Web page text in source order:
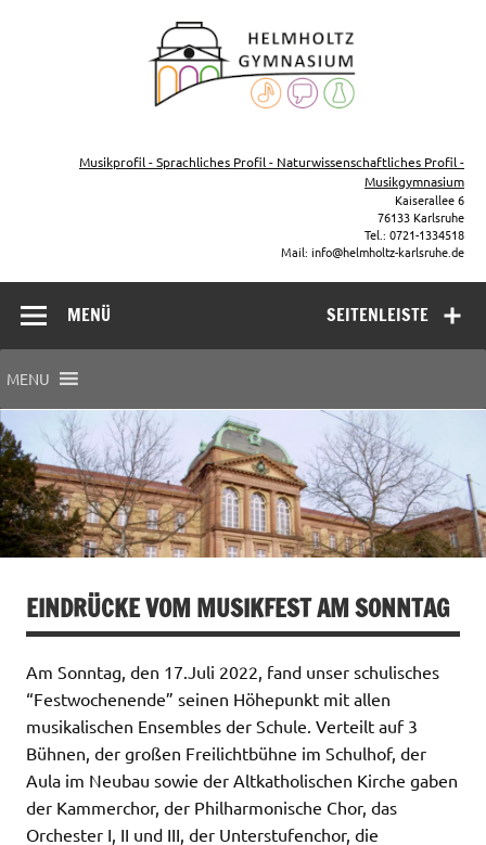
Musikprofil - Sprachliches Profil - Naturwissenschaftliches Profil -
Musikgymnasium
Kaiserallee 6
76133 Karlsruhe
Tel.: 0721-1334518
Mail: info@helmholtz-karlsruhe.de
SEITENLEISTE
MENÜ
MENU
EINDRÜCKE VOM MUSIKFEST AM SONNTAG
Am Sonntag, den 17.Juli 2022, fand unser schulisches
“Festwochenende” seinen Höhepunkt mit allen
musikalischen Ensembles der Schule. Verteilt auf 3
Bühnen, der großen Freilichtbühne im Schulhof, der
Aula im Neubau sowie der Altkatholischen Kirche gaben
der Kammerchor, der Philharmonische Chor, das
Orchester I, II und III, der Unterstufenchor, die